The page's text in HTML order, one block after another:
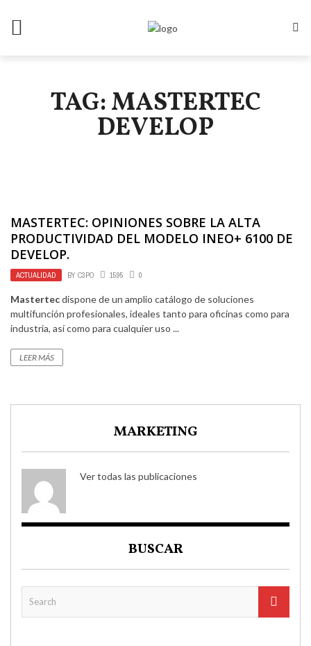
TAG: MASTERTEC
DEVELOP
MASTERTEC: OPINIONES SOBRE LA ALTA
PRODUCTIVIDAD DEL MODELO INEO+ 6100 DE
DEVELOP.
ACTUALIDAD BY C3PO 1595 0
Mastertecdispone de un amplio catálogo de soluciones
multifunción profesionales, ideales tanto para oficinas como para
industria, así como para cualquier uso ...
LEER MÁS
MARKETING
Ver todas las publicaciones
BUSCAR